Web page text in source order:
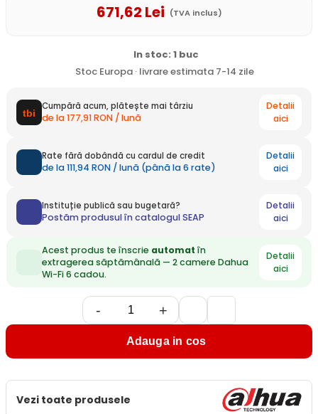
671,62 Lei (TVA inclus)
In stoc: 1 buc
Stoc Europa · livrare estimata 7-14 zile
Cumpără acum, plătește mai târziu
de la 177,91 RON / lună
Detalii
aici
Rate fără dobândă cu cardul de credit
de la 111,94 RON / lună (până la 6 rate)
Detalii
aici
Instituție publică sau bugetară?
Postăm produsul în catalogul SEAP
Detalii
aici
Acest produs te înscrie automat în
extragerea săptămânală — 2 camere Dahua
Wi-Fi 6 cadou.
Detalii
aici
- +
Adauga in cos
Vezi toate produsele